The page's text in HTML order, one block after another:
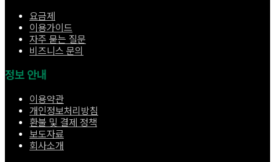
요금제
이용가이드
자주 묻는 질문
비즈니스 문의
정보 안내
이용약관
개인정보처리방침
환불 및 결제 정책
보도자료
회사소개